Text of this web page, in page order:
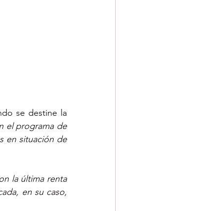
se destine la
el programa de
en situación de
la última renta
en su caso,